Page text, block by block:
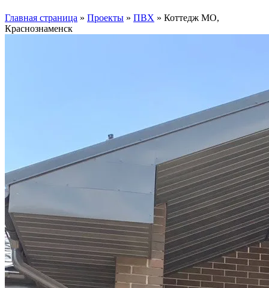
Главная страница » Проекты » ПВХ » Коттедж МО,
Краснознаменск